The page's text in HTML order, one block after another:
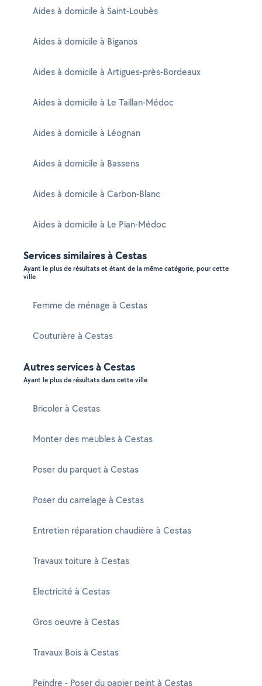
Aides à domicile à Saint-Loubès
Aides à domicile à Biganos
Aides à domicile à Artigues-près-Bordeaux
Aides à domicile à Le Taillan-Médoc
Aides à domicile à Léognan
Aides à domicile à Bassens
Aides à domicile à Carbon-Blanc
Aides à domicile à Le Pian-Médoc
Services similaires à Cestas
Ayant le plus de résultats et étant de la même catégorie, pour cette
ville
Femme de ménage à Cestas
Couturière à Cestas
Autres services à Cestas
Ayant le plus de résultats dans cette ville
Bricoler à Cestas
Monter des meubles à Cestas
Poser du parquet à Cestas
Poser du carrelage à Cestas
Entretien réparation chaudière à Cestas
Travaux toiture à Cestas
Electricité à Cestas
Gros oeuvre à Cestas
Travaux Bois à Cestas
Peindre - Poser du papier peint à Cestas